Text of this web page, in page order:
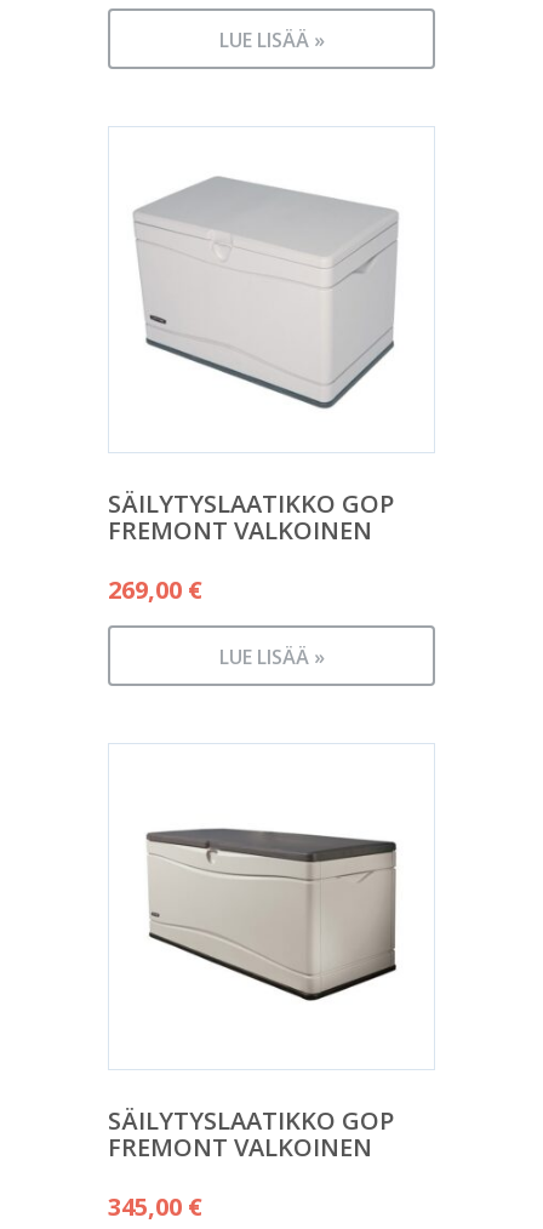
LUE LISÄÄ »
SÄILYTYSLAATIKKO GOP
FREMONT VALKOINEN
269,00 €
LUE LISÄÄ »
SÄILYTYSLAATIKKO GOP
FREMONT VALKOINEN
345,00 €